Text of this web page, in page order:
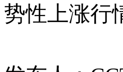
势性上涨行